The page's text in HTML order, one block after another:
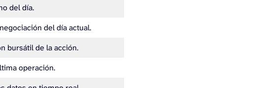
del día.
del día actual.
bursátil de la acción.
operación.